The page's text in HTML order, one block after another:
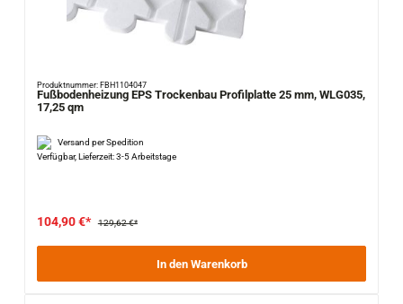
Produktnummer: FBH1104047
Fußbodenheizung EPS Trockenbau Profilplatte 25 mm, WLG035,
17,25 qm
Versand per Spedition
Verfügbar, Lieferzeit: 3-5 Arbeitstage
104,90 €* 129,62 €*
In den Warenkorb